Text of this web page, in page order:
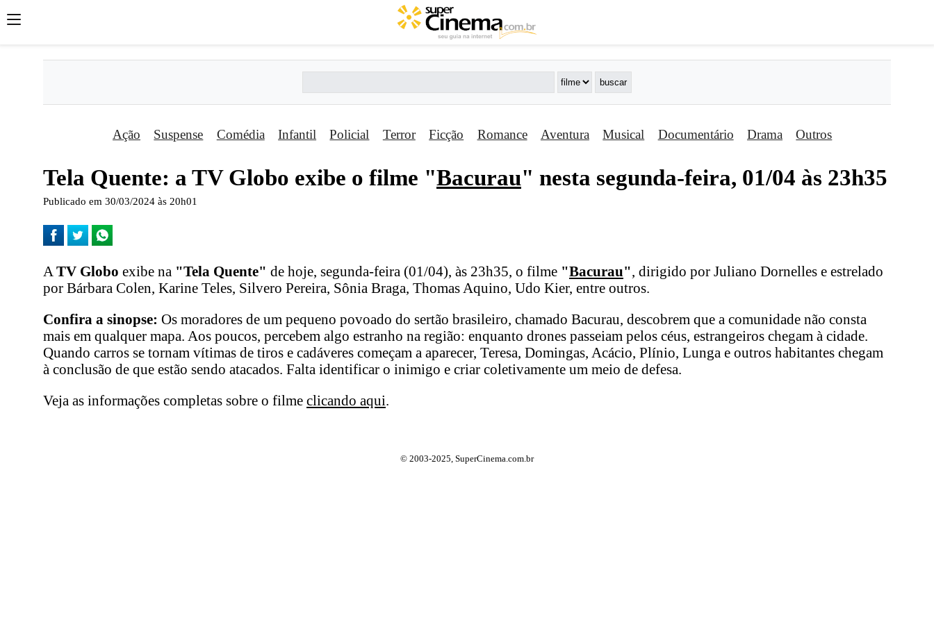
Ação Suspense Comédia Infantil Policial Terror Ficção Romance Aventura Musical Documentário Drama Outros
Tela Quente: a TV Globo exibe o filme "Bacurau" nesta segunda-feira, 01/04 às 23h35
Publicado em 30/03/2024 às 20h01
A TV Globo exibe na "Tela Quente" de hoje, segunda-feira (01/04), às 23h35, o filme "Bacurau", dirigido por Juliano Dornelles e estrelado
por Bárbara Colen, Karine Teles, Silvero Pereira, Sônia Braga, Thomas Aquino, Udo Kier, entre outros.
Confira a sinopse: Os moradores de um pequeno povoado do sertão brasileiro, chamado Bacurau, descobrem que a comunidade não consta
mais em qualquer mapa. Aos poucos, percebem algo estranho na região: enquanto drones passeiam pelos céus, estrangeiros chegam à cidade.
Quando carros se tornam vítimas de tiros e cadáveres começam a aparecer, Teresa, Domingas, Acácio, Plínio, Lunga e outros habitantes chegam
à conclusão de que estão sendo atacados. Falta identificar o inimigo e criar coletivamente um meio de defesa.
Veja as informações completas sobre o filme clicando aqui.
© 2003-2025, SuperCinema.com.br